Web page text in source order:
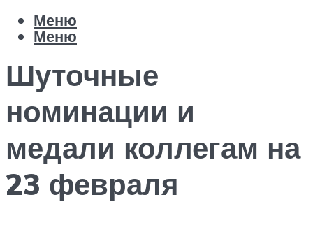
Меню
Меню
Шуточные
номинации и
медали коллегам на
23 февраля